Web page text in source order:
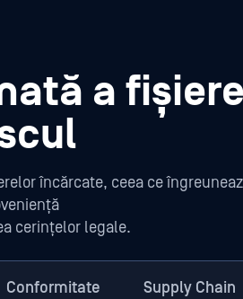
a
încărcate, ceea ce
cerințelor legale.
Conformitate Supply Chain